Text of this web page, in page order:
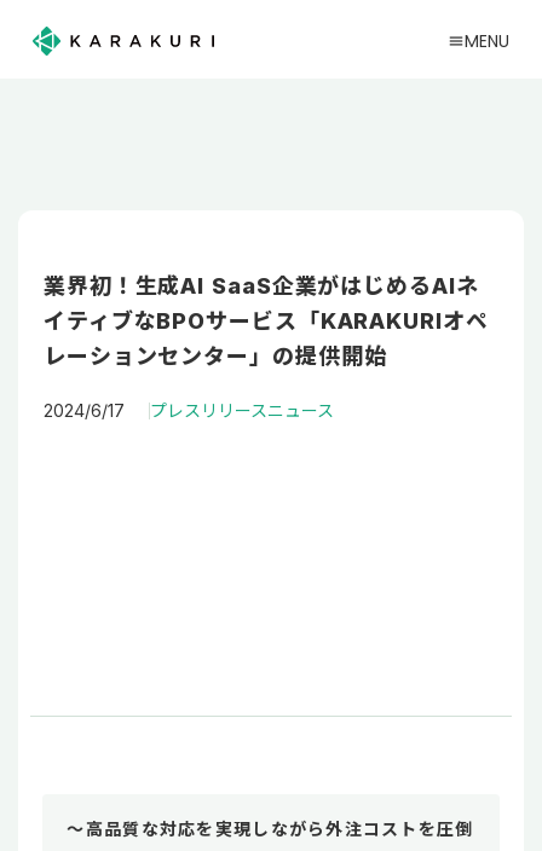
menuMENU
業界初！生成AI SaaS企業がはじめるAIネ
イティブなBPOサービス「KARAKURIオペ
レーションセンター」の提供開始
プレスリリースニュース
2024/6/17
～高品質な対応を実現しながら外注コストを圧倒